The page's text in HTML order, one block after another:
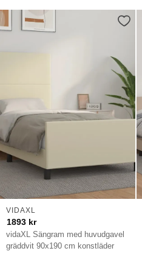
vidaXL Sängram med huvudgavel
gräddvit 90x190 cm konstläder
VIDAXL
1893 kr